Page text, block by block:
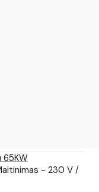
65KW
- 230 V /